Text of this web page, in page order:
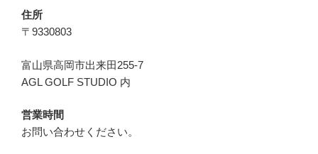
住所
〒9330803
富山県高岡市出来田255-7
AGL GOLF STUDIO 内
営業時間
お問い合わせください。